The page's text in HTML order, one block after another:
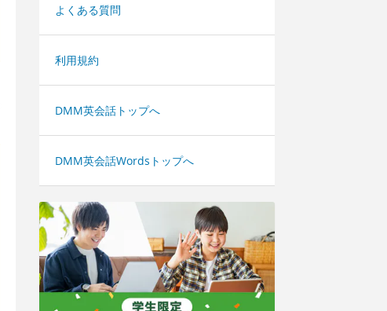
よくある質問
利用規約
DMM英会話トップへ
DMM英会話Wordsトップへ